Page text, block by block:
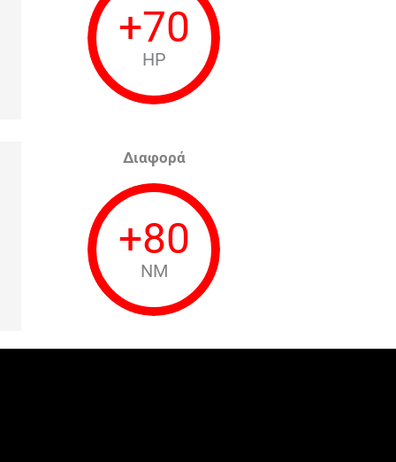
+70
HP
Διαφορά
+80
NM